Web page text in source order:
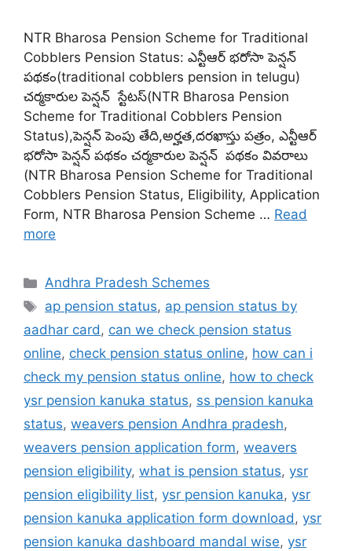
NTR Bharosa Pension Scheme for Traditional
Cobblers Pension Status: ఎన్టీఆర్ భరోసా పెన్షన్
పథకం(traditional cobblers pension in telugu)
చర్మకారుల పెన్షన్ స్టేటస్(NTR Bharosa Pension
Scheme for Traditional Cobblers Pension
Status),పెన్షన్ పెంపు తేది,అర్హత,దరఖాస్తు పత్రం, ఎన్టీఆర్
భరోసా పెన్షన్ పథకం చర్మకారుల పెన్షన్ పథకం వివరాలు
(NTR Bharosa Pension Scheme for Traditional
Cobblers Pension Status, Eligibility, Application
Form, NTR Bharosa Pension Scheme … Read
more
Categories
Andhra Pradesh Schemes
Tags
ap pension status, ap pension status by
aadhar card, can we check pension status
online, check pension status online, how can i
check my pension status online, how to check
ysr pension kanuka status, ss pension kanuka
status, weavers pension Andhra pradesh,
weavers pension application form, weavers
pension eligibility, what is pension status, ysr
pension eligibility list, ysr pension kanuka, ysr
pension kanuka application form download, ysr
pension kanuka dashboard mandal wise, ysr